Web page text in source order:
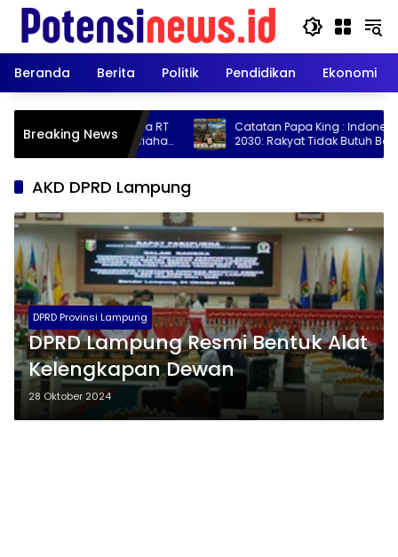
Langsung
konten
Beranda
Berita Politik Pendidikan Ekonomi
Breaking News
Warga, Panitia RT
Kemeriahan
Catatan Papa King : Indonesia 2026–
2030: Rakyat Tidak Butuh Banyak
Mereka Butuh Hasil
AKD DPRD Lampung
DPRD Provinsi Lampung
DPRD Lampung Resmi Bentuk Alat
Kelengkapan Dewan
28 Oktober 2024